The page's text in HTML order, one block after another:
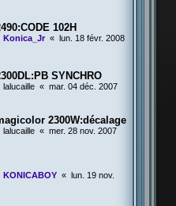
102H
Konica_Jr «
lun. 18 févr. 2008
SYNCHRO
lalucaille « mar. 04 déc. 2007
2300W:décalage
lalucaille « mer. 28 nov. 2007
KONICABOY «
lun. 19 nov.